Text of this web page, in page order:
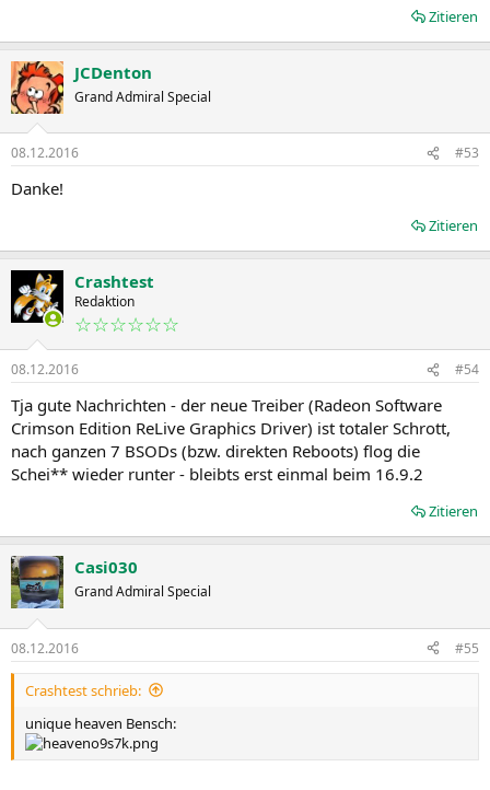
Zitieren
JCDenton
Grand Admiral Special
08.12.2016 #53
Danke!
Zitieren
Crashtest
Redaktion
☆☆☆☆☆☆
08.12.2016 #54
Tja gute Nachrichten - der neue Treiber (Radeon Software
Crimson Edition ReLive Graphics Driver) ist totaler Schrott,
nach ganzen 7 BSODs (bzw. direkten Reboots) flog die
Schei** wieder runter - bleibts erst einmal beim 16.9.2
Zitieren
Casi030
Grand Admiral Special
08.12.2016 #55
Crashtest schrieb:
unique heaven Bensch: